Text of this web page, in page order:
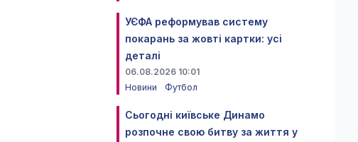
УЄФА реформував систему
покарань за жовті картки: усі
деталі
06.08.2026 10:01
Новини
Футбол
Сьогодні київське Динамо
розпочне свою битву за життя у